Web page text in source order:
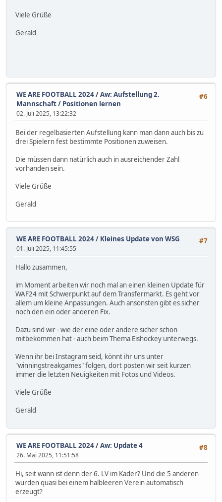
Viele Grüße
Gerald
#6
WE ARE FOOTBALL 2024/Aw: Aufstellung 2.
Mannschaft / Positionen lernen
02. Juli 2025, 13:22:32
Bei der regelbasierten Aufstellung kann man dann auch bis zu
drei Spielern fest bestimmte Positionen zuweisen.
Die müssen dann natürlich auch in ausreichender Zahl
vorhanden sein.
Viele Grüße
Gerald
#7
WE ARE FOOTBALL 2024/ Kleines Update von WSG
01. Juli 2025, 11:45:55
Hallo zusammen,
im Moment arbeiten wir noch mal an einen kleinen Update für
WAF24 mit Schwerpunkt auf dem Transfermarkt. Es geht vor
allem um kleine Anpassungen. Auch ansonsten gibt es sicher
noch den ein oder anderen Fix.
Dazu sind wir - wie der eine oder andere sicher schon
mitbekommen hat - auch beim Thema Eishockey unterwegs.
Wenn ihr bei Instagram seid, könnt ihr uns unter
"winningstreakgames" folgen, dort posten wir seit kurzen
immer die letzten Neuigkeiten mit Fotos und Videos.
Viele Grüße
Gerald
#8
WE ARE FOOTBALL 2024/Aw: Update 4
26. Mai 2025, 11:51:58
Hi, seit wann ist denn der 6. LV im Kader? Und die 5 anderen
wurden quasi bei einem halbleeren Verein automatisch
erzeugt?